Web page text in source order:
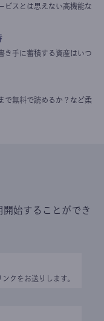
ビスとは思えない高機能な
き手に蓄積する資産はいつ
で無料で読めるか？など柔
始することができ
クをお送りします。